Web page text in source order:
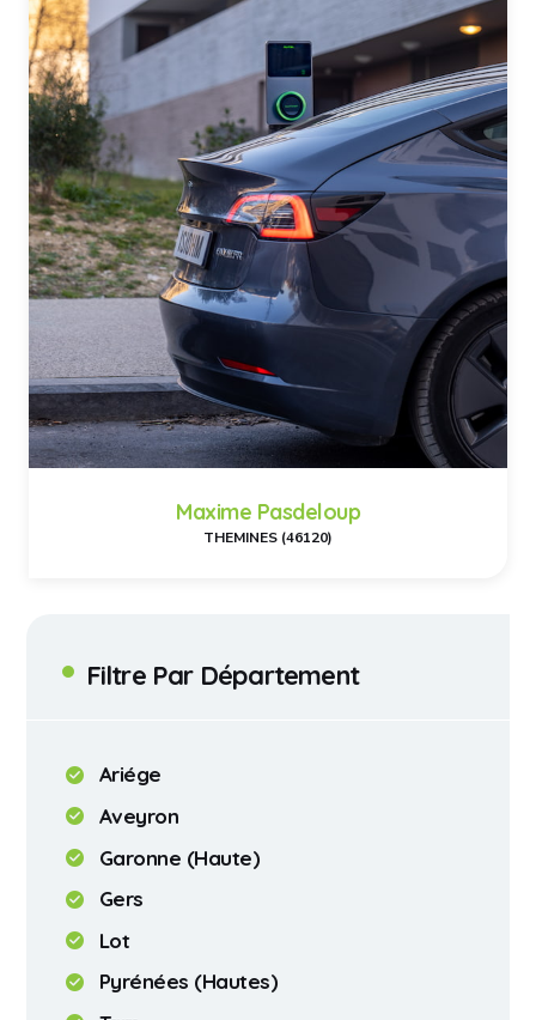
Filtre Par Département
Ariége
Aveyron
Garonne (Haute)
Gers
Lot
Pyrénées (Hautes)
Maxime Pasdeloup
THEMINES (46120)